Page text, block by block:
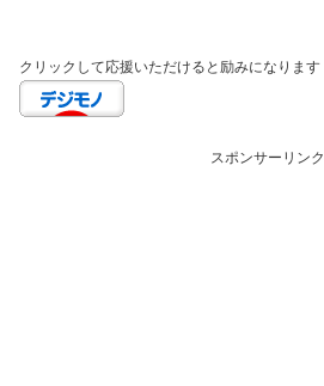
クリックして応援いただけると励みになります
スポンサーリンク